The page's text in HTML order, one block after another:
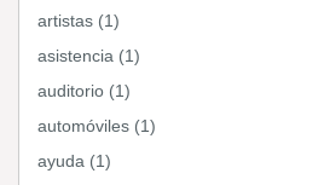
artistas (1)
asistencia (1)
auditorio (1)
automóviles (1)
ayuda (1)